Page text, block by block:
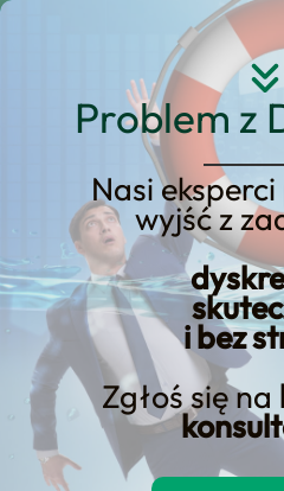
Problem z
Nasi
wyjść z
i bez
Zgłoś się na
Przejdź
to
Finansowanie wakacji z kredytu